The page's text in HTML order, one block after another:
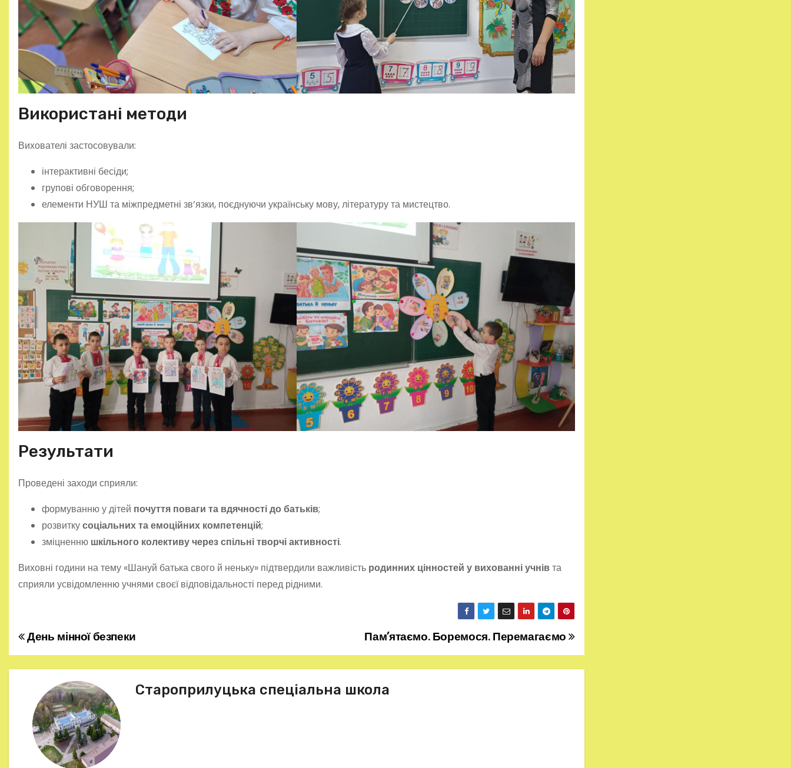
Використані методи
Вихователі застосовували:
інтерактивні бесіди;
групові обговорення;
елементи НУШ та міжпредметні зв’язки, поєднуючи українську мову, літературу та мистецтво.
Результати
Проведені заходи сприяли:
формуванню у дітей почуття поваги та вдячності до батьків;
розвиткусоціальних та емоційних компетенцій;
зміцненню шкільного колективу через спільні творчі активності.
Виховні години на тему «Шануй батька свого й неньку» підтвердили важливість родинних цінностей у вихованні учнівта
сприяли усвідомленню учнями своєї відповідальності перед рідними.
Н
а
Пам’ятаємо. Боремося. Перемагаємо
День мінної безпеки
Староприлуцька спеціальна школа